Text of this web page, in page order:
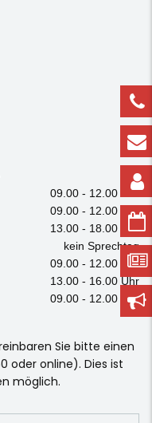
09.00 - 12.00 Uhr
09.00 - 12.00 Uhr
13.00 - 18.00 Uhr
kein Sprechtag
09.00 - 12.00 Uhr
13.00 - 16.00 Uhr
09.00 - 12.00 Uhr
Sie bitte einen
oder online). Dies ist
möglich.